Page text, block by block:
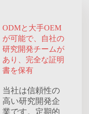
ODMと大手OEM
が可能で、自社の
研究開発チームが
あり、完全な証明
書を保有
当社は信頼性の
高い研究開発企
業です。定期的